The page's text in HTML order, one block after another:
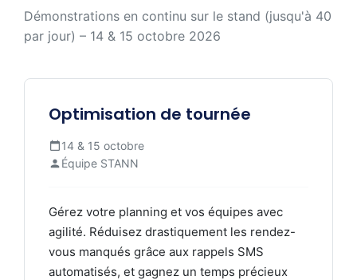
Démonstrations en continu sur le stand (jusqu'à 40
par jour) – 14 & 15 octobre 2026
Optimisation de tournée
14 & 15 octobre
Équipe STANN
Gérez votre planning et vos équipes avec
agilité. Réduisez drastiquement les rendez-
vous manqués grâce aux rappels SMS
automatisés, et gagnez un temps précieux